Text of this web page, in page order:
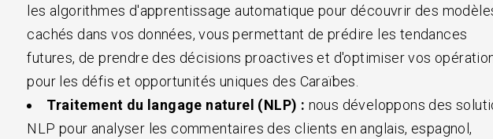
les algorithmes d'apprentissage automatique pour découvrir des
cachés dans vos données, vous permettant de prédire les tendances
futures, de prendre des décisions proactives et d'optimiser vos
pour les défis et opportunités uniques des Caraïbes.
Traitement du langage naturel (NLP) : nous développons des
NLP pour analyser les commentaires des clients en anglais, espagnol,